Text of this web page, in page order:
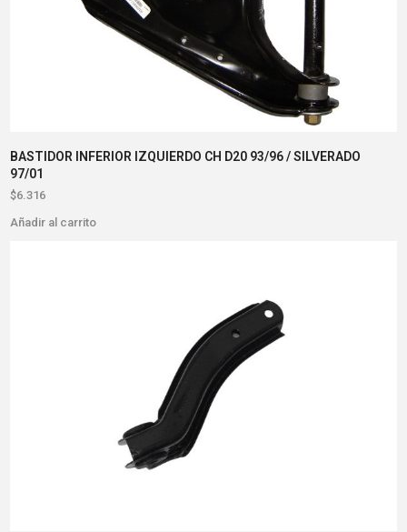
BASTIDOR INFERIOR IZQUIERDO CH D20 93/96 / SILVERADO
97/01
$6.316
Añadir al carrito